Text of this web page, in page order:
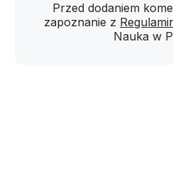
Przed dodaniem
zapoznanie z
Nauka w